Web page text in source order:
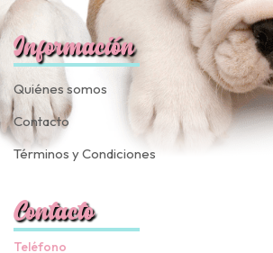
Información
Quiénes somos
Contacto
Términos y Condiciones
Contacto
Teléfono